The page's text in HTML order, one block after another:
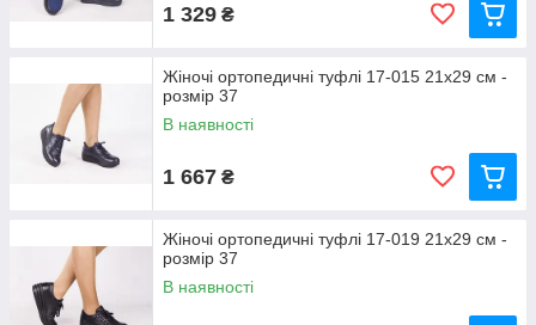
1 329 ₴
Жіночі ортопедичні туфлі 17-015 21x29 см -
розмір 37
В наявності
1 667 ₴
Жіночі ортопедичні туфлі 17-019 21x29 см -
розмір 37
В наявності